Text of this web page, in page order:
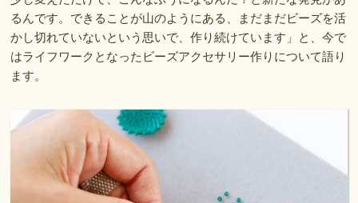
るんです。できることが山のようにある、まだまだビーズを活
かし切れていないという思いで、作り続けています」と、今で
はライフワークとなったビーズアクセサリー作りについて語り
ます。